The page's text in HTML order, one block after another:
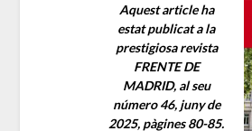
Aquest article ha
estat publicat a la
prestigiosa revista
FRENTE DE
MADRID, al seu
número 46, juny de
2025, pàgines 80-85.